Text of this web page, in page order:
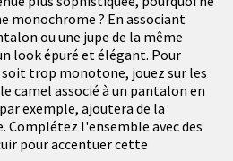
monochrome ? En associant
ou une jupe de la même
look épuré et élégant. Pour
trop monotone, jouez sur les
camel associé à un pantalon en
exemple, ajoutera de la
Complétez l'ensemble avec des
pour accentuer cette